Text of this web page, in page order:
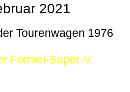
2021
Tourenwagen 1976
Formel-Super-V